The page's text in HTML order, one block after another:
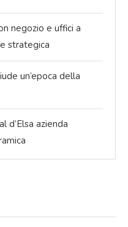
negozio e uffici a
strategica
un’epoca della
d’Elsa azienda